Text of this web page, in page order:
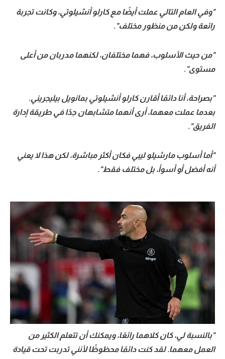
"وفي العام التالي عملت أيضًا مع كارلو أنشيلوتي، وكانت تجربة
رائعة ولكن من منظور مختلف".
"من حيث الأسلوب، فهما مختلفان، لكنهما مدربان من أعلى
مستوى".
"بصراحة، أنا دائمًا أقارن كارلو أنشيلوتي بمانويل بيليجريني.
بعدما عملت معهما، أرى أنهما متشابهان جدًا في طريقة إدارة
الفريق".
"أما أسلوب مارشيلو ليبي فكان أكثر مباشرة، لكن هذا لا يعني
أنه أفضل أو أسوأ، بل مختلف فقط".
"بالنسبة لي، كان كلاهما رائعًا، ويمكنك أن تتعلم الكثير من
العمل معهما. لقد كنت دائمًا محظوظًا لأنني تدربت تحت قيادة